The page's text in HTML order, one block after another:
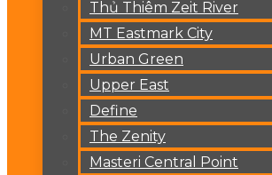
Thủ Thiêm Zeit River
MT Eastmark City
Urban Green
Upper East
Define
The Zenity
Masteri Central Point